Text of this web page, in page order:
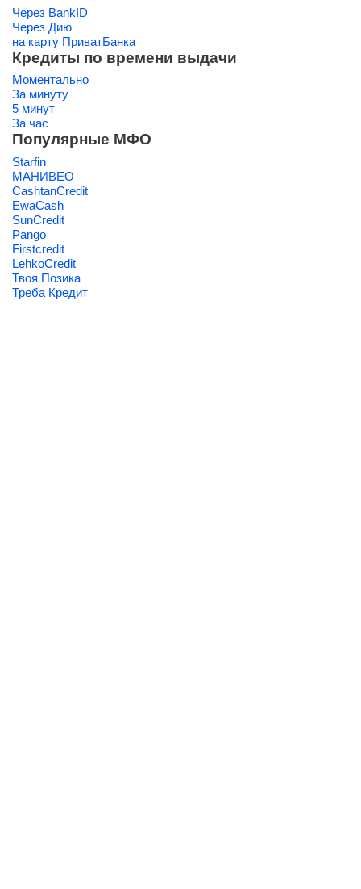
Через BankID
Через Дию
на карту ПриватБанка
Кредиты по времени выдачи
Моментально
За минуту
5 минут
За час
Популярные МФО
Starfin
МАНИВЕО
CashtanCredit
EwaCash
SunCredit
Pango
Firstcredit
LehkoCredit
Твоя Позика
Треба Кредит